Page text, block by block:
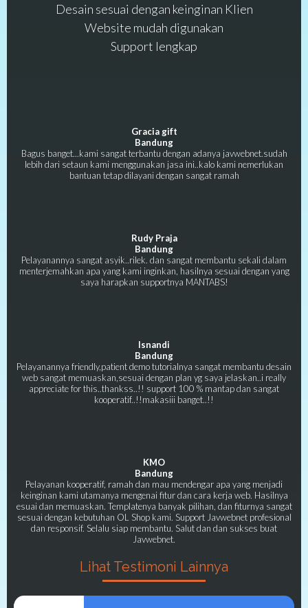
Desain sesuai dengan keinginan Klien
Website mudah digunakan
Support lengkap
Gracia gift
Bandung
Bagus banget...kami sangat terbantu dengan adanya javwebnet.sudah
lebih dari setaun kami menggunakan jasa ini..kalo kami nemerlukan
bantuan tetap dilayani dengan sangat ramah
Rudy Praja
Bandung
Pelayanannya sangat asyik..rilek. dan sangat membantu sekali dalam
menterjemahkan apa yang kami inginkan, hasilnya sesuai dengan yang
saya harapkan supportnya MANTABS!
Isnandi
Bandung
Pelayanannya friendly,patient demo tutorialnya sangat membantu desain
web sangat memuaskan,sesuai dengan plan yg saya jelaskan..i really
appreciate for this..thankss..!! support 100 % mantap dan sangat
kooperatif..!!makasiii banget..!!
KMO
Bandung
Pelayanan kooperatif, ramah dan mau mendengar apa yang menjadi
keinginan kami utamanya mengenai fitur dan cara kerja web. Hasilnya
esuai dan memuaskan. Templatenya banyak pilihan, dan fiturnya sangat
sesuai dengan kebutuhan OL Shop kami. Support Javwebnet profesional
dan responsif. Selalu siap membantu. Salut dan dan sukses buat
Javwebnet.
Lihat Testimoni Lainnya